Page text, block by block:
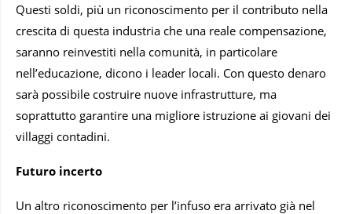
Questi soldi, più un riconoscimento per il contributo nella
crescita di questa industria che una reale compensazione,
saranno reinvestiti nella comunità, in particolare
nell’educazione, dicono i leader locali. Con questo denaro
sarà possibile costruire nuove infrastrutture, ma
soprattutto garantire una migliore istruzione ai giovani dei
villaggi contadini.
Futuro incerto
Un altro riconoscimento per l’infuso era arrivato già nel